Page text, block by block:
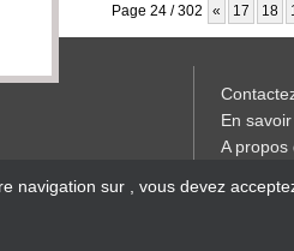
Page 24 / 302 « 17 18
En
A propos
Devenir
navigation sur , vous devez